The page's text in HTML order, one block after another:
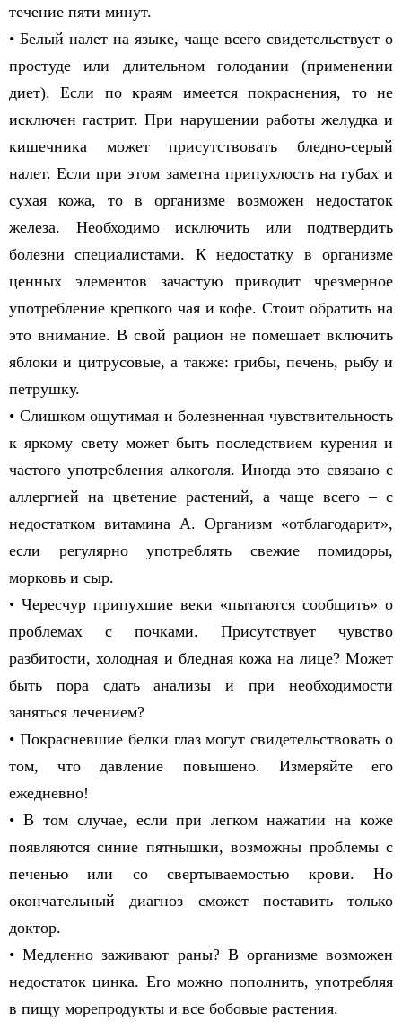
течение пяти минут.
• Белый налет на языке, чаще всего свидетельствует о
простуде или длительном голодании (применении
диет). Если по краям имеется покраснения, то не
исключен гастрит. При нарушении работы желудка и
кишечника может присутствовать бледно-серый
налет. Если при этом заметна припухлость на губах и
сухая кожа, то в организме возможен недостаток
железа. Необходимо исключить или подтвердить
болезни специалистами. К недостатку в организме
ценных элементов зачастую приводит чрезмерное
употребление крепкого чая и кофе. Стоит обратить на
это внимание. В свой рацион не помешает включить
яблоки и цитрусовые, а также: грибы, печень, рыбу и
петрушку.
• Слишком ощутимая и болезненная чувствительность
к яркому свету может быть последствием курения и
частого употребления алкоголя. Иногда это связано с
аллергией на цветение растений, а чаще всего – с
недостатком витамина А. Организм «отблагодарит»,
если регулярно употреблять свежие помидоры,
морковь и сыр.
• Чересчур припухшие веки «пытаются сообщить» о
проблемах с почками. Присутствует чувство
разбитости, холодная и бледная кожа на лице? Может
быть пора сдать анализы и при необходимости
заняться лечением?
• Покрасневшие белки глаз могут свидетельствовать о
том, что давление повышено. Измеряйте его
ежедневно!
• В том случае, если при легком нажатии на коже
появляются синие пятнышки, возможны проблемы с
печенью или со свертываемостью крови. Но
окончательный диагноз сможет поставить только
доктор.
• Медленно заживают раны? В организме возможен
недостаток цинка. Его можно пополнить, употребляя
в пищу морепродукты и все бобовые растения.